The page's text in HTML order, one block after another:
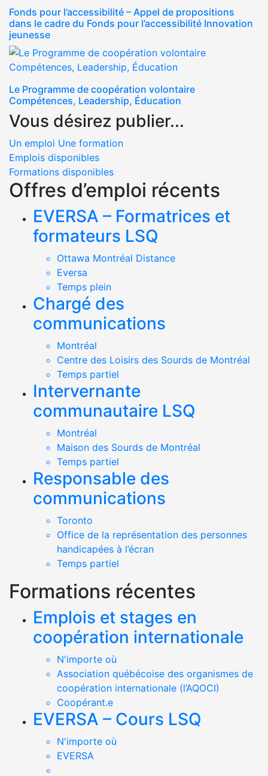
Fonds pour l’accessibilité – Appel de propositions
dans le cadre du Fonds pour l’accessibilité Innovation
jeunesse
Le Programme de coopération volontaire
Compétences, Leadership, Éducation
Vous désirez publier...
Un emploi Une formation
Emplois disponibles
Formations disponibles
Offres d’emploi récents
EVERSA – Formatrices et
formateurs LSQ
Ottawa Montréal Distance
Eversa
Temps plein
Chargé des
communications
Montréal
Centre des Loisirs des Sourds de Montréal
Temps partiel
Intervernante
communautaire LSQ
Montréal
Maison des Sourds de Montréal
Temps partiel
Responsable des
communications
Toronto
Office de la représentation des personnes
handicapées à l’écran
Temps partiel
Formations récentes
Emplois et stages en
coopération internationale
N'importe où
Association québécoise des organismes de
coopération internationale (l’AQOCI)
Coopérant.e
EVERSA – Cours LSQ
N'importe où
EVERSA